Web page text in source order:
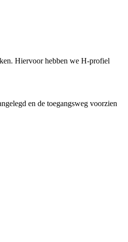
Hiervoor hebben we H-profiel
en de toegangsweg voorzien